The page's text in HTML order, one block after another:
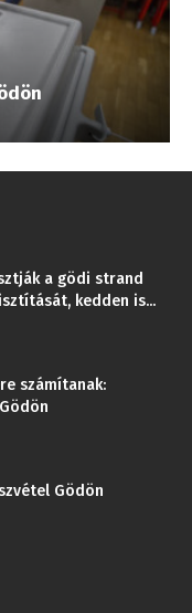
a gödi strand
kedden is...
számítanak:
Gödön